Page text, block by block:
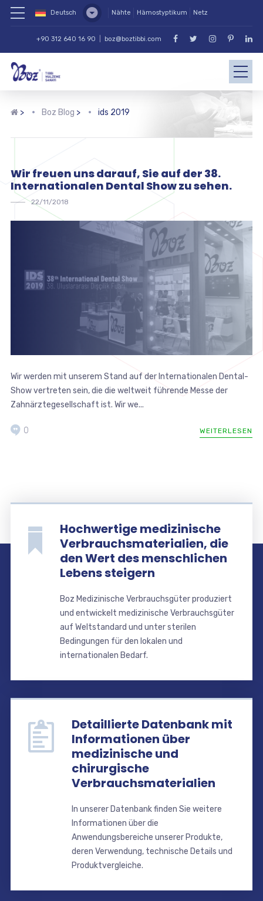
Deutsch Nähte Hämostyptikum Netz
+90 312 640 16 90 boz@boztibbi.com
> Boz Blog > ids 2019
Wir freuen uns darauf, Sie auf der 38.
Internationalen Dental Show zu sehen.
22/11/2018
Wir werden mit unserem Stand auf der Internationalen Dental-
Show vertreten sein, die die weltweit führende Messe der
Zahnärztegesellschaft ist. Wir we...
WEITERLESEN
0
Hochwertige medizinische
Verbrauchsmaterialien, die
den Wert des menschlichen
Lebens steigern
Boz Medizinische Verbrauchsgüter produziert
und entwickelt medizinische Verbrauchsgüter
auf Weltstandard und unter sterilen
Bedingungen für den lokalen und
internationalen Bedarf.
Detaillierte Datenbank mit
Informationen über
medizinische und
chirurgische
Verbrauchsmaterialien
In unserer Datenbank finden Sie weitere
Informationen über die
Anwendungsbereiche unserer Produkte,
deren Verwendung, technische Details und
Produktvergleiche.